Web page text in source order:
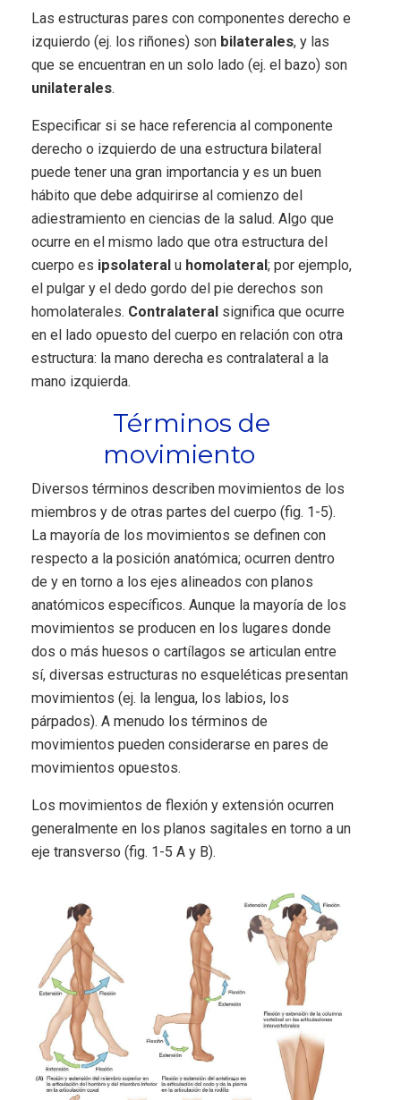
Las estructuras pares con componentes derecho e
izquierdo (ej. los riñones) son bilaterales, y las
que se encuentran en un solo lado (ej. el bazo) son
unilaterales.
Especificar si se hace referencia al componente
derecho o izquierdo de una estructura bilateral
puede tener una gran importancia y es un buen
hábito que debe adquirirse al comienzo del
adiestramiento en ciencias de la salud. Algo que
ocurre en el mismo lado que otra estructura del
cuerpo es ipsolateral u homolateral; por ejemplo,
el pulgar y el dedo gordo del pie derechos son
homolaterales. Contralateral significa que ocurre
en el lado opuesto del cuerpo en relación con otra
estructura: la mano derecha es contralateral a la
mano izquierda.
Términos de
movimiento
Diversos términos describen movimientos de los
miembros y de otras partes del cuerpo (fig. 1-5).
La mayoría de los movimientos se definen con
respecto a la posición anatómica; ocurren dentro
de y en torno a los ejes alineados con planos
anatómicos específicos. Aunque la mayoría de los
movimientos se producen en los lugares donde
dos o más huesos o cartílagos se articulan entre
sí, diversas estructuras no esqueléticas presentan
movimientos (ej. la lengua, los labios, los
párpados). A menudo los términos de
movimientos pueden considerarse en pares de
movimientos opuestos.
Los movimientos de flexión y extensión ocurren
generalmente en los planos sagitales en torno a un
eje transverso (fig. 1-5 A y B).